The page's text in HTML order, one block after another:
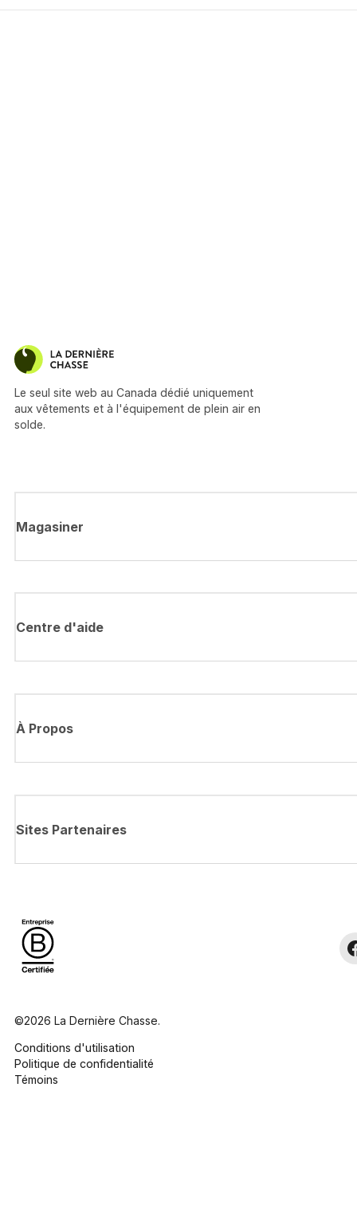
Le seul site web au Canada dédié uniquement
aux vêtements et à l'équipement de plein air en
solde.
Magasiner
Centre d'aide
À Propos
Sites Partenaires
©2026 La Dernière Chasse.
Conditions d'utilisation
Politique de confidentialité
Témoins